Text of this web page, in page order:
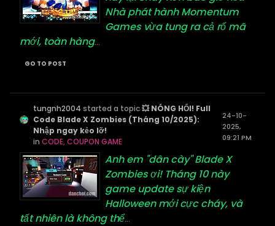
Nhà phát hành Momentum
Games vừa tung ra cả rổ mã
mới, toàn hàng...
GO TO POST
tungnh2004 started a topic💥 NÓNG HỔI! Full
Code Blade X Zombies (Tháng 10/2025):
Nhập ngay kẻo lỡ!
inCODE, COUPON GAME
24-10-
2025,
09:21 PM
Anh em "dân cày" Blade X
Zombies ơi! Tháng 10 này
game update sự kiện
Halloween mới cực cháy, và
tất nhiên là không thể...